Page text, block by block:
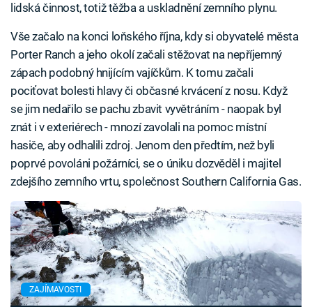
lidská činnost, totiž těžba a uskladnění zemního plynu.
Vše začalo na konci loňského října, kdy si obyvatelé města
Porter Ranch a jeho okolí začali stěžovat na nepříjemný
zápach podobný hnijícím vajíčkům. K tomu začali
pociťovat bolesti hlavy či občasné krvácení z nosu. Když
se jim nedařilo se pachu zbavit vyvětráním - naopak byl
znát i v exteriérech - mnozí zavolali na pomoc místní
hasiče, aby odhalili zdroj. Jenom den předtím, než byli
poprvé povoláni požárníci, se o úniku dozvěděl i majitel
zdejšího zemního vrtu, společnost Southern California Gas.
ZAJÍMAVOSTI